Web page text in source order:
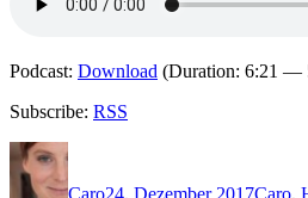
Podcast: Download (Duration: 6:21 —
Subscribe: RSS
Autor
Caro24. Dezember 2017Caro,